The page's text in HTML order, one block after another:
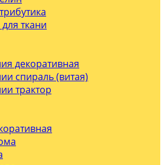
ткани
декоративная
спираль (витая)
трактор